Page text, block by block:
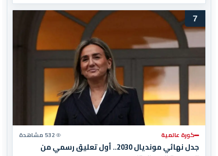
7
كورة عالمية 532 مشاهدة
جدل نهائي مونديال 2030.. أول تعليق رسمي من